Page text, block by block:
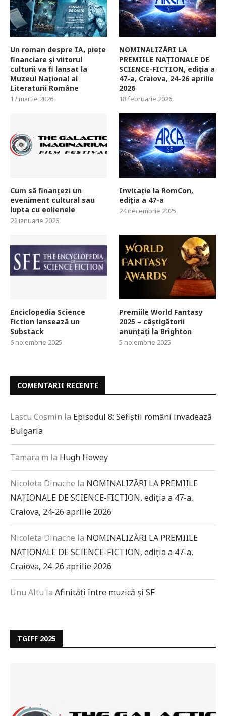
Un roman despre IA, piețe
financiare și viitorul
culturii va fi lansat la
Muzeul Național al
Literaturii Române
17 martie 2026
NOMINALIZĂRI LA
PREMIILE NAȚIONALE DE
SCIENCE-FICTION, ediția a
47-a, Craiova, 24-26 aprilie
2026
18 februarie 2026
Cum să finanțezi un
eveniment cultural sau
lupta cu eolienele
22 ianuarie 2026
Invitație la RomCon,
ediția a 47-a
24 decembrie 2025
Enciclopedia Science
Fiction lansează un
Substack
6 noiembrie 2025
Premiile World Fantasy
2025 – câștigătorii
anunțați la Brighton
5 noiembrie 2025
COMENTARII RECENTE
Lascu Cosmin la Episodul 8: Sefiștii români invadează
Bulgaria
Tamara m la Hugh Howey
Nicoleta Dinache la NOMINALIZĂRI LA PREMIILE
NAȚIONALE DE SCIENCE-FICTION, ediția a 47-a,
Craiova, 24-26 aprilie 2026
Nicoleta Dinache la NOMINALIZĂRI LA PREMIILE
NAȚIONALE DE SCIENCE-FICTION, ediția a 47-a,
Craiova, 24-26 aprilie 2026
Unu Altu la Afinități între muzică și SF
TGIFF 2025